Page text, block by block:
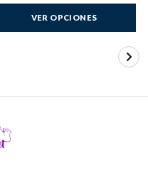
VER OPCIONES